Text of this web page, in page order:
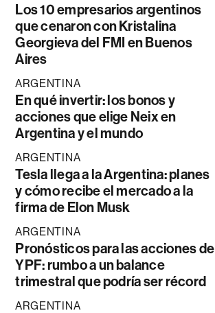
Los 10 empresarios argentinos
que cenaron con Kristalina
Georgieva del FMI en Buenos
Aires
ARGENTINA
En qué invertir: los bonos y
acciones que elige Neix en
Argentina y el mundo
ARGENTINA
Tesla llega a la Argentina: planes
y cómo recibe el mercado a la
firma de Elon Musk
ARGENTINA
Pronósticos para las acciones de
YPF: rumbo a un balance
trimestral que podría ser récord
ARGENTINA